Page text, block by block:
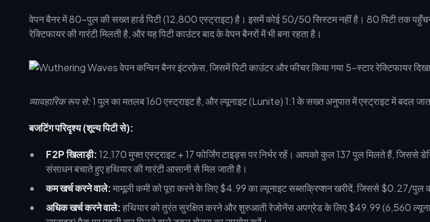
वेपन बैनर में 80-पुल की सख्त हार्ड पिटी (12,800 एस्ट्राइट) है। इसमें कोई 50/50 सिस्टम नहीं है। 80 पिटी तक
रेक्टिफायर की गारंटी मिलती है, और यह पिटी काउंटर बाद के वेपन बैनरों में भी बना रहता है।
व्यावहारिक रूप से:1 पुल का मतलब 160 एस्ट्राइट है, और ल्यूनाइट (Lunite) 1:1 के सख्त अनुपात में एस्ट्राइट में बदल
बजटिंग परिदृश्य (शून्य पिटी से):
F2P खिलाड़ी:12,170 मुफ्त एस्ट्राइट + 17 फोर्जिंग टाइड्स पर निर्भर रहें। आपको कुल 137 पुल मिलते हैं, जिससे
संसाधन बचाते हुए हथियार की गारंटी आसानी से मिल जाती है।
कम खर्च करने वाले:मामूली कमी को पूरा करने के लिए $4.99 का ल्यूनाइट सब्सक्रिप्शन खरीदें, जिससे $0.27/पुल की
अधिक खर्च करने वाले:हथियार को तुरंत सुरक्षित करने और शुरुआती रेजोनेंस अपग्रेड के लिए $49.99 (6,560